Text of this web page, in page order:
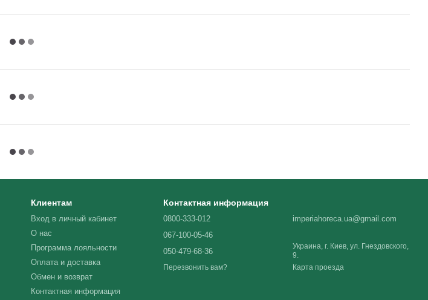
Клиентам
Вход в личный кабинет
О нас
Программа лояльности
Оплата и доставка
Обмен и возврат
Контактная информация
Контактная информация
0800-333-012
067-100-05-46
050-479-68-36
Перезвонить вам?
imperiahoreca.ua@gmail.com
Украина, г. Киев, ул. Гнездовского,
9.
Карта проезда